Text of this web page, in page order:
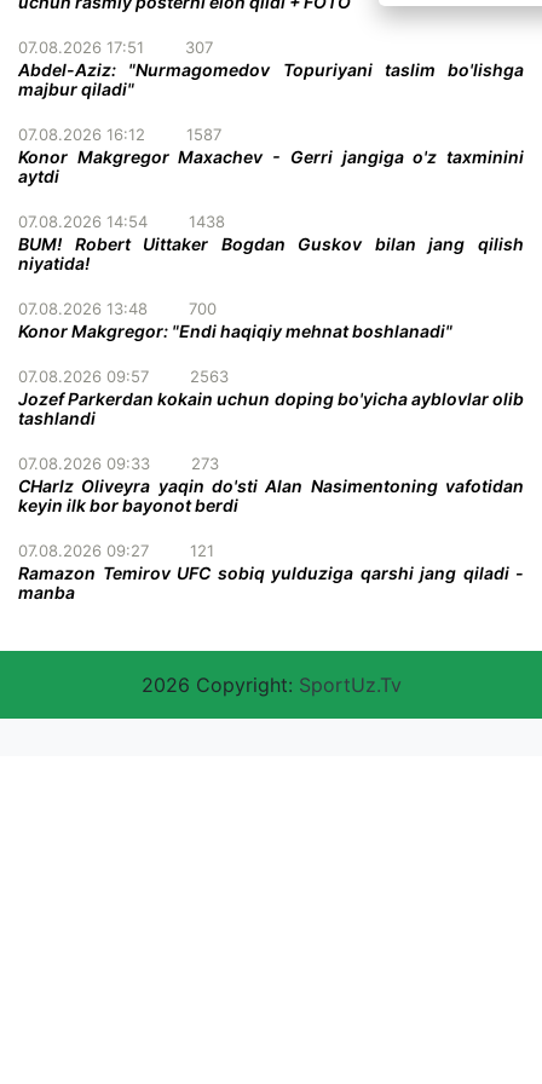
07.08.2026 17:51 307
Abdel-Aziz: "Nurmagomedov Topuriyani taslim bo'lishga
majbur qiladi"
07.08.2026 16:12 1587
Konor Makgregor Maxachev - Gerri jangiga o'z taxminini
aytdi
07.08.2026 14:54 1438
BUM! Robert Uittaker Bogdan Guskov bilan jang qilish
niyatida!
07.08.2026 13:48 700
Konor Makgregor: "Endi haqiqiy mehnat boshlanadi"
07.08.2026 09:57 2563
Jozef Parkerdan kokain uchun doping bo'yicha ayblovlar olib
tashlandi
07.08.2026 09:33 273
CHarlz Oliveyra yaqin do'sti Alan Nasimentoning vafotidan
keyin ilk bor bayonot berdi
07.08.2026 09:27 121
Ramazon Temirov UFC sobiq yulduziga qarshi jang qiladi -
manba
2026 Copyright: SportUz.Tv